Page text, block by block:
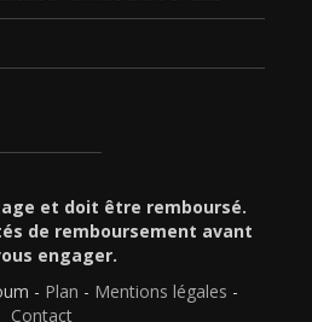
et doit être remboursé.
de remboursement avant
engager.
- Plan - Mentions légales -
Contact